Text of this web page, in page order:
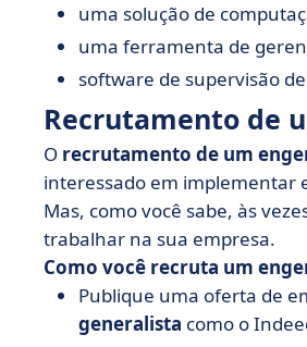
uma solução de
uma ferramenta de
software de supervisão
Recrutamento de
O recrutamento de um
interessado em implementar
Mas, como você sabe, às
trabalhar na sua empresa.
Como você recruta um
Publique uma oferta de
generalista como o